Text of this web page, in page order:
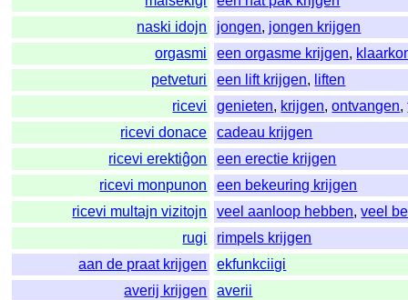
naski idojn
jongen, jongen krijgen
orgasmi
een orgasme krijgen,
petveturi
een lift krijgen, liften
ricevi
genieten, krijgen,ontvangen,
ricevi donace
cadeau krijgen
ricevi erektiĝon
een erectie krijgen
ricevi monpunon
een bekeuring krijgen
ricevi multajn vizitojn
veel aanloop hebben,veel
rugi
rimpels krijgen
aan de praat krijgen
ekfunkciigi
averij krijgen
averii